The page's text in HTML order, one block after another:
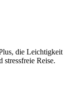
die Leichtigkeit
Reise.